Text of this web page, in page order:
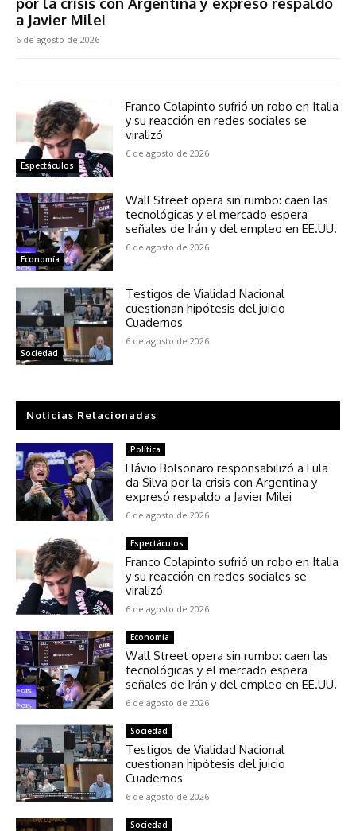
a Javier Milei
6 de agosto de 2026
Espectáculos
Franco Colapinto sufrió un robo en Italia
y su reacción en redes sociales se
viralizó
6 de agosto de 2026
Economía
Wall Street opera sin rumbo: caen las
tecnológicas y el mercado espera
señales de Irán y del empleo en EE.UU.
6 de agosto de 2026
Sociedad
Testigos de Vialidad Nacional
cuestionan hipótesis del juicio
Cuadernos
6 de agosto de 2026
Noticias Relacionadas
Política
Flávio Bolsonaro responsabilizó a Lula
da Silva por la crisis con Argentina y
expresó respaldo a Javier Milei
6 de agosto de 2026
Espectáculos
Franco Colapinto sufrió un robo en Italia
y su reacción en redes sociales se
viralizó
6 de agosto de 2026
Economía
Wall Street opera sin rumbo: caen las
tecnológicas y el mercado espera
señales de Irán y del empleo en EE.UU.
6 de agosto de 2026
Sociedad
Testigos de Vialidad Nacional
cuestionan hipótesis del juicio
Cuadernos
6 de agosto de 2026
Sociedad